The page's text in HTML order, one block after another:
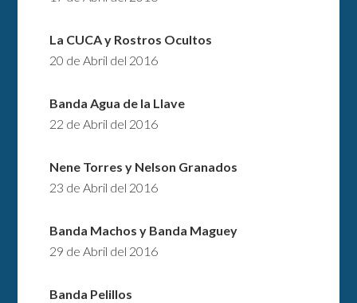
La CUCA y Rostros Ocultos
20 de Abril del 2016
Banda Agua de la Llave
22 de Abril del 2016
Nene Torres y Nelson Granados
23 de Abril del 2016
Banda Machos y Banda Maguey
29 de Abril del 2016
Banda Pelillos